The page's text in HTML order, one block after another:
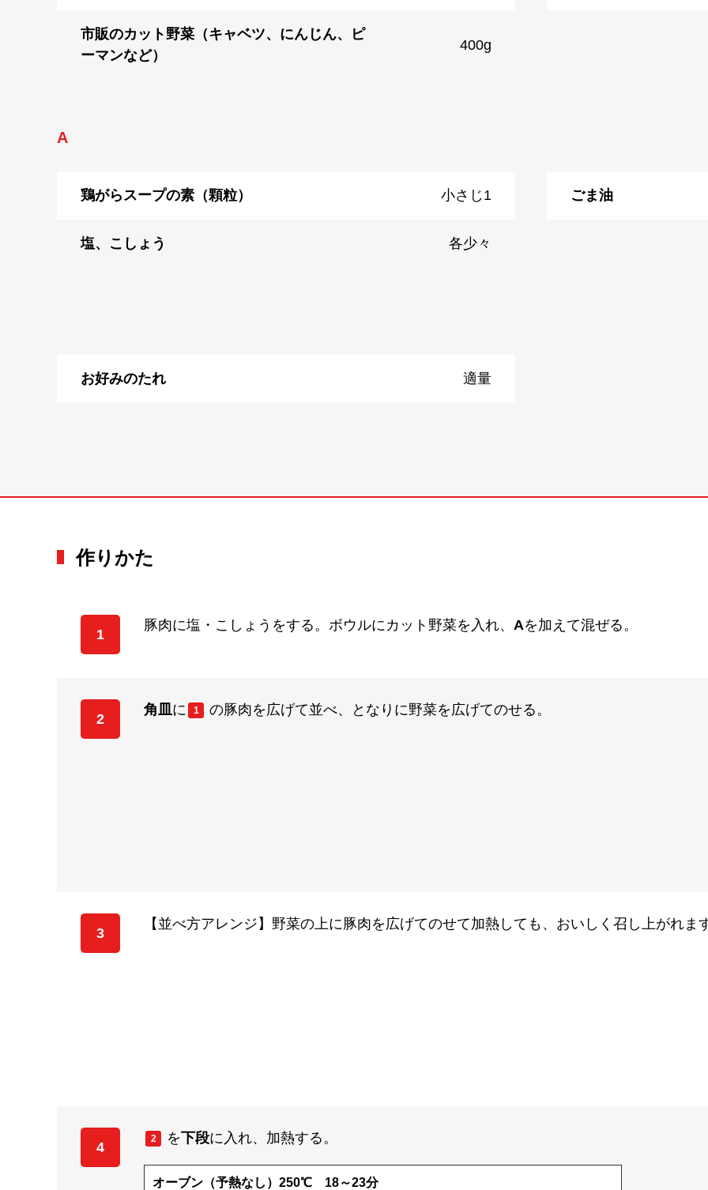
市販のカット野菜（キャベツ、にんじん、ピ
ーマンなど）
400g
A
鶏がらスープの素（顆粒） 小さじ1 ごま油
塩、こしょう 各少々
お好みのたれ 適量
作りかた
1
豚肉に塩・こしょうをする。ボウルにカット野菜を入れ、 Aを加えて混ぜる。
2
角皿に 1 の豚肉を広げて並べ、となりに野菜を広げてのせる。
3
【並べ方アレンジ】野菜の上に豚肉を広げてのせて加熱しても、おいしく召し上がれま
4
2 を下段に入れ、加熱する。
オーブン（予熱なし）250℃ 18～23分